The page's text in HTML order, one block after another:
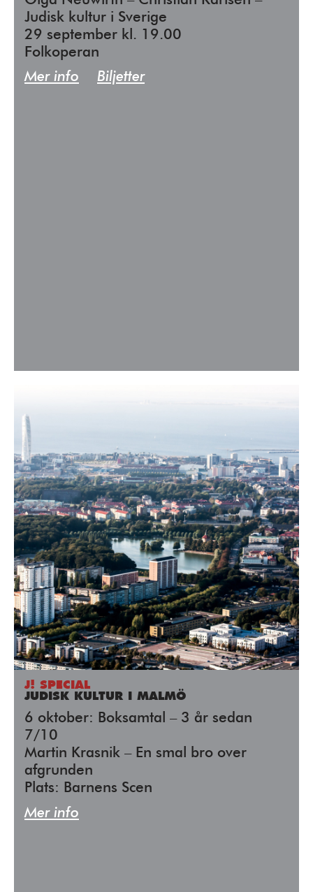
Judisk kultur i Sverige
29 september kl. 19.00
Folkoperan
Mer info
Biljetter
J! SPECIAL
JUDISK KULTUR I MALMÖ
6 oktober: Boksamtal – 3 år sedan
7/10
Martin Krasnik – En smal bro over
afgrunden
Plats: Barnens Scen
Mer info